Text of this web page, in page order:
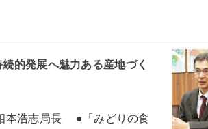
的発展へ魅力ある産地づく
浩志局長 ●「みどりの食